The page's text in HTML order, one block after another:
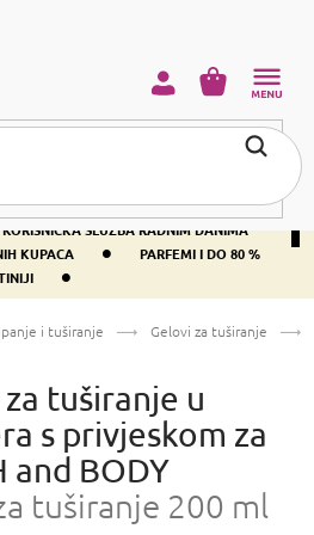
PRIBLIŽNO 37 € •
400+ SVJETSKI
SLUŽBA RADNIM DANIMA
KUPACA •
PARFEMI I DO 80 %
•
KOŠARICA
i tuširanje Gelovi za tuširanje
tuširanje u
s privjeskom za
and BODY
tuširanje 200 ml